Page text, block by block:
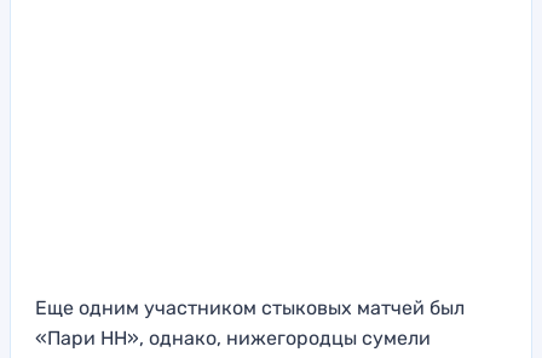
Еще одним участником стыковых матчей был
«Пари НН», однако, нижегородцы сумели